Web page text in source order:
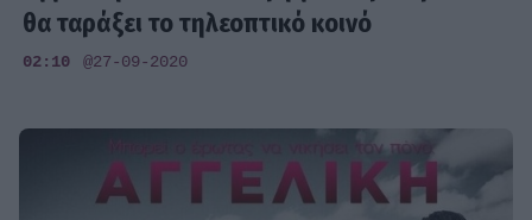
θα ταράξει το τηλεοπτικό κοινό
02:10 @27-09-2020